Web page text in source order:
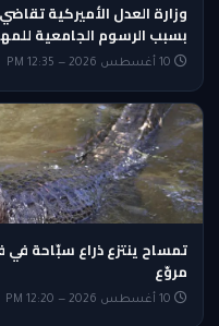
وزارة العدل الأميركية
بسبب الرسوم الجامعية
تمساح ينتزع ذراع سبّاحة
مروّع